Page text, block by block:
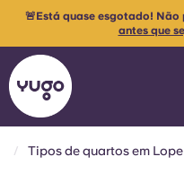
🚨Está quase esgotado!
antes que
Tipos de quartos em